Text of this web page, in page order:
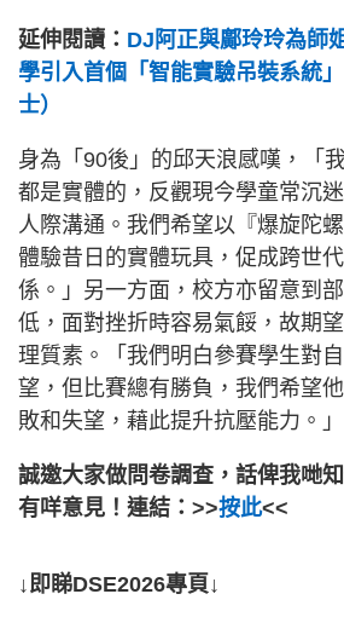
延伸閱讀： DJ阿正與鄺玲玲為師
學引入首個「智能實驗吊裝系統
士）
身為「90後」的邱天浪感嘆，「
都是實體的，反觀現今學童常沉
人際溝通。我們希望以『爆旋陀
體驗昔日的實體玩具，促成跨世
係。」另一方面，校方亦留意到
低，面對挫折時容易氣餒，故期
理質素。「我們明白參賽學生對
望，但比賽總有勝負，我們希望
敗和失望，藉此提升抗壓能力。」
誠邀大家做問卷調查，話俾我哋
有咩意見！連結：>>按此<<
↓即睇DSE2026專頁↓